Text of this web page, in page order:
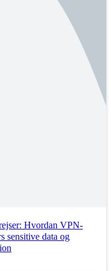
Hvordan VPN-
sensitive data og